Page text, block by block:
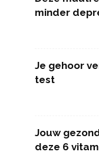
minder
Je gehoor
test
Jouw
deze 6